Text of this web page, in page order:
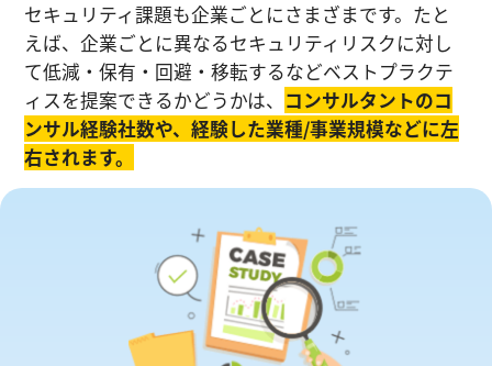
セキュリティ課題も企業ごとにさまざまです。たと
えば、企業ごとに異なるセキュリティリスクに対し
て低減・保有・回避・移転するなどベストプラクテ
ィスを提案できるかどうかは、 コンサルタントのコ
ンサル経験社数や、経験した業種/事業規模などに左
右されます。